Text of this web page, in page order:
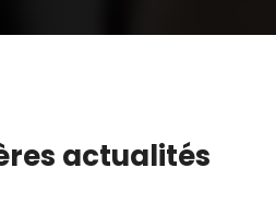
actualités